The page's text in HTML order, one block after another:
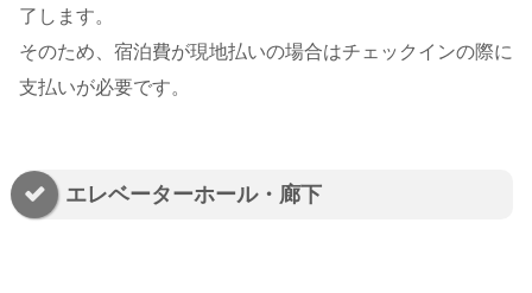
了します。
そのため、宿泊費が現地払いの場合はチェックインの際に
支払いが必要です。
エレベーターホール・廊下